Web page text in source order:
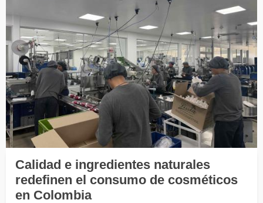
Calidad e ingredientes naturales
redefinen el consumo de cosméticos
en Colombia